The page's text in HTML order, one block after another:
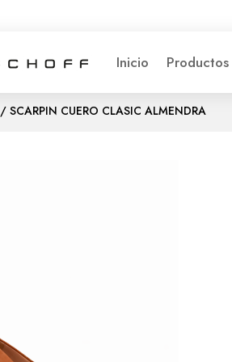
Inicio Productos
/ SCARPIN CUERO CLASIC ALMENDRA